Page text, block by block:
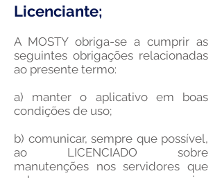
Licenciante;
A MOSTY obriga-se a cumprir as
seguintes obrigações relacionadas
ao presente termo:
a) manter o aplicativo em boas
condições de uso;
b) comunicar, sempre que possível,
ao LICENCIADO sobre
manutenções nos servidores que